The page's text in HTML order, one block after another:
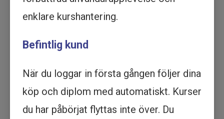
Köp - 2 395 kr
Prova ett delmoment
enklare kurshantering.
Befintlig kund
När du loggar in första gången följer dina
köp och diplom med automatiskt. Kurser
du har påbörjat flyttas inte över. Du